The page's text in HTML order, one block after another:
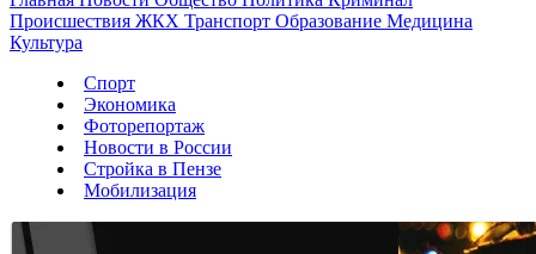
Происшествия ЖКХ Транспорт Образование Медицина
Культура
Спорт
Экономика
Фоторепортаж
Новости в России
Стройка в Пензе
Мобилизация